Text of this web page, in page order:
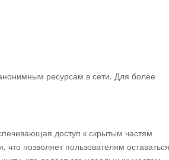
ресурсам в сети. Для более
доступ к скрытым частям
позволяет пользователям оставаться